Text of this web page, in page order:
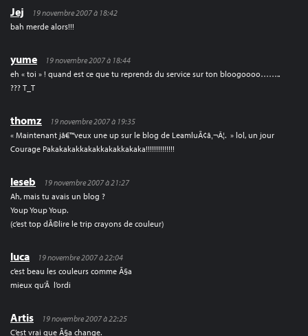
Jej
19 novembre 2007 à 18:42
bah merde alors!!!
yume
19 novembre 2007 à 18:44
eh « toi » ! quand est ce que tu reprends du service sur ton bloogoooo……..
??? T_T
thomz
19 novembre 2007 à 19:35
« Maintenant jâ€™veux une up sur le blog de LeamluÃ¢â‚¬Â¦. » lol, un jour
Courage Pakakakakkakakkakakkakaka!!!!!!!!!!!!!!
leseb
19 novembre 2007 à 21:27
Ah, mais tu avais un blog ?
Youp Youp Youp.
(c’est top dÃ©lire le trip crayons de couleur)
luca
19 novembre 2007 à 22:04
c’est beau les couleurs comme Ã§a
mieux qu’Ã l’ordi
Artis
19 novembre 2007 à 22:25
C’est vrai que Ã§a change.